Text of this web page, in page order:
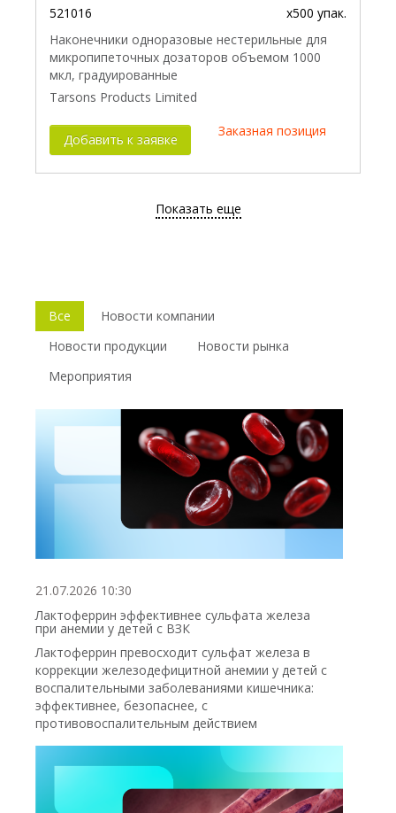
521016
x500 упак.
Наконечники одноразовые нестерильные для
микропипеточных дозаторов объемом 1000
мкл, градуированные
Tarsons Products Limited
Добавить к заявке
Заказная позиция
Показать еще
Все
Новости компании
Новости продукции
Новости рынка
Мероприятия
21.07.2026 10:30
Лактоферрин эффективнее сульфата железа
при анемии у детей с ВЗК
Лактоферрин превосходит сульфат железа в
коррекции железодефицитной анемии у детей с
воспалительными заболеваниями кишечника:
эффективнее, безопаснее, с
противовоспалительным действием